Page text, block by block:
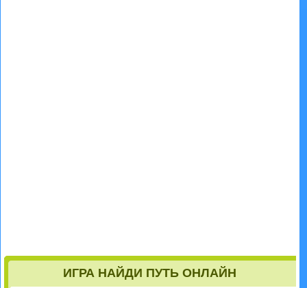
ИГРА НАЙДИ ПУТЬ ОНЛАЙН